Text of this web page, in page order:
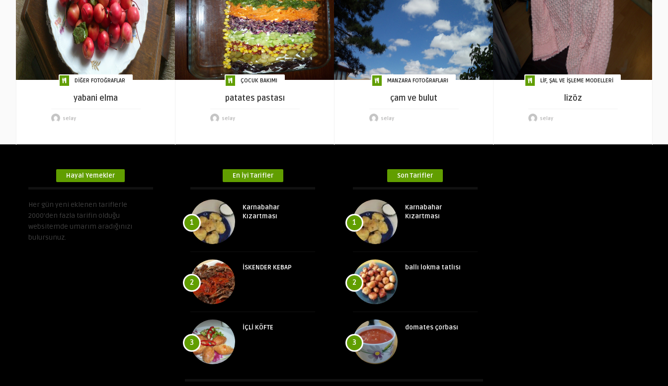
DİĞER FOTOĞRAFLAR
yabani elma
selay
ÇOCUK BAKIMI
patates pastası
selay
MANZARA FOTOĞRAFLARI
çam ve bulut
selay
LİF, ŞAL VE İŞLEME MODELLERİ
lizöz
selay
Hayal Yemekler
Her gün yeni eklenen tariflerle
2000’den fazla tarifin olduğu
websitemde umarım aradığınızı
bulursunuz.
En İyi Tarifler
1
Karnabahar
Kızartması
2
İSKENDER KEBAP
3
İÇLİ KÖFTE
Son Tarifler
1
Karnabahar
Kızartması
2
ballı lokma tatlısı
3
domates çorbası